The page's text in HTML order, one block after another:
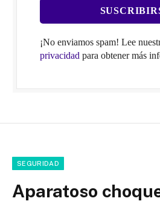
¡No enviamos spam! Lee
privacidad para obtener más
SEGURIDAD
Aparatoso